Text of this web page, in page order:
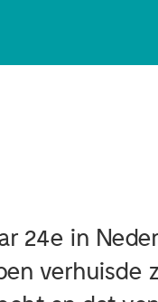
24e in
verhuisde